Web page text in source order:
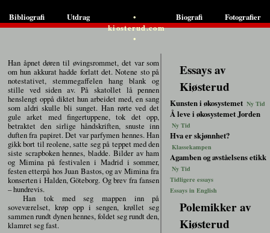
Bibliografi Utdrag
•
kiosterud.com
•
Biografi Fotografier
Han åpnet døren til øvingsrommet, det var som
om hun akkurat hadde forlatt det. Notene sto på
notestativet, stemmegaffelen hang blank og
stille ved siden av. På skatollet lå pennen
henslengt oppå diktet hun arbeidet med, en sang
som aldri skulle bli sunget. Han rørte ved det
gule arket med fingertuppene, tok det opp,
betraktet den sirlige håndskriften, snuste inn
duften fra papiret. Det var parfymen hennes. Han
gikk bort til reolene, satte seg på teppet med den
siste scrapboken hennes, bladde. Bilder av ham
og Mimina på festivalen i Madrid i sommer,
festen etterpå hos Juan Bastos, og av Mimina fra
konserten i Halden, Göteborg. Og brev fra fansen
– hundrevis.
Han tok med seg mappen inn på
soveværelset, krøp opp i sengen, krøllet seg
sammen rundt dynen hennes, foldet seg rundt den,
klamret seg fast.
Essays av
Kiøsterud
Kunsten i økosystemet Ny Tid
Å leve i økosystemet Jorden
Ny Tid
Hva er skjønnhet?
Klassekampen
Agamben og avståelsens etikk
Ny Tid
Tidligere essays
Essays in English
Polemikker av
Kiøsterud